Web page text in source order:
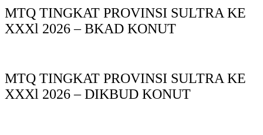
MTQ TINGKAT PROVINSI SULTRA KE
XXXl 2026 – BKAD KONUT
MTQ TINGKAT PROVINSI SULTRA KE
XXXl 2026 – DIKBUD KONUT